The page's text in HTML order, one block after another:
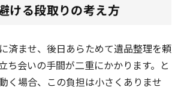
ける段取りの考え方
済ませ、後日あらためて遺品整理を頼
ち会いの手間が二重にかかります。と
く場合、この負担は小さくありませ